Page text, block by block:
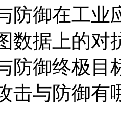
防御在工业
数据上的对
防御终极目
击与防御有